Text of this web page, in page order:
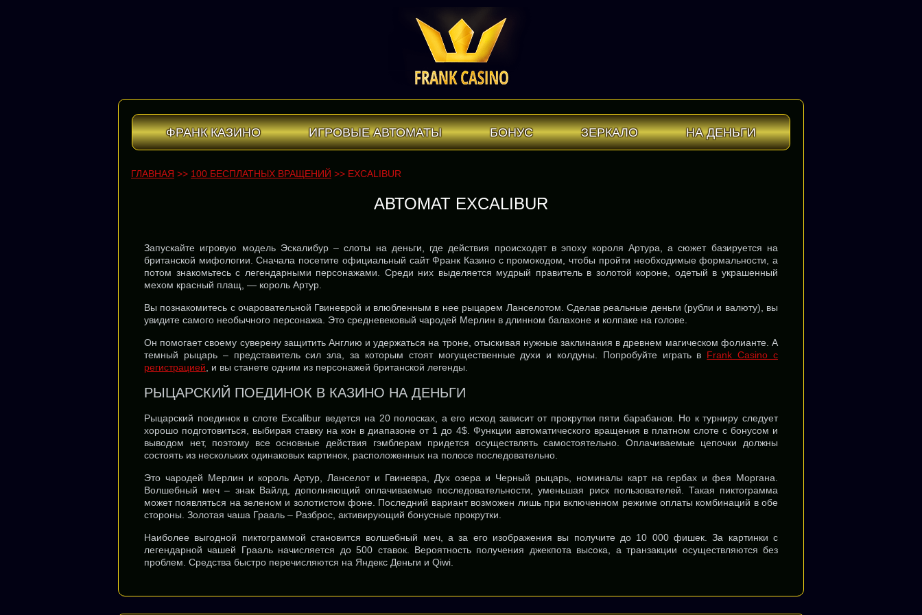
ФРАНК КАЗИНО ИГРОВЫЕ АВТОМАТЫ БОНУС ЗЕРКАЛО НА ДЕНЬГИ
ГЛАВНАЯ >> 100 БЕСПЛАТНЫХ ВРАЩЕНИЙ >> EXCALIBUR
АВТОМАТ EXCALIBUR
Запускайте игровую модель Эскалибур – слоты на деньги, где действия происходят в эпоху короля Артура, а сюжет базируется на
британской мифологии. Сначала посетите официальный сайт Франк Казино с промокодом, чтобы пройти необходимые формальности, а
потом знакомьтесь с легендарными персонажами. Среди них выделяется мудрый правитель в золотой короне, одетый в украшенный
мехом красный плащ, — король Артур.
Вы познакомитесь с очаровательной Гвиневрой и влюбленным в нее рыцарем Ланселотом. Сделав реальные деньги (рубли и валюту), вы
увидите самого необычного персонажа. Это средневековый чародей Мерлин в длинном балахоне и колпаке на голове.
Он помогает своему суверену защитить Англию и удержаться на троне, отыскивая нужные заклинания в древнем магическом фолианте. А
темный рыцарь – представитель сил зла, за которым стоят могущественные духи и колдуны. Попробуйте играть в Frank Casino с
регистрацией , и вы станете одним из персонажей британской легенды.
РЫЦАРСКИЙ ПОЕДИНОК В КАЗИНО НА ДЕНЬГИ
Рыцарский поединок в слоте Excalibur ведется на 20 полосках, а его исход зависит от прокрутки пяти барабанов. Но к турниру следует
хорошо подготовиться, выбирая ставку на кон в диапазоне от 1 до 4$. Функции автоматического вращения в платном слоте с бонусом и
выводом нет, поэтому все основные действия гэмблерам придется осуществлять самостоятельно. Оплачиваемые цепочки должны
состоять из нескольких одинаковых картинок, расположенных на полосе последовательно.
Это чародей Мерлин и король Артур, Ланселот и Гвиневра, Дух озера и Черный рыцарь, номиналы карт на гербах и фея Моргана.
Волшебный меч – знак Вайлд, дополняющий оплачиваемые последовательности, уменьшая риск пользователей. Такая пиктограмма
может появляться на зеленом и золотистом фоне. Последний вариант возможен лишь при включенном режиме оплаты комбинаций в обе
стороны. Золотая чаша Грааль – Разброс, активирующий бонусные прокрутки.
Наиболее выгодной пиктограммой становится волшебный меч, а за его изображения вы получите до 10 000 фишек. За картинки с
легендарной чашей Грааль начисляется до 500 ставок. Вероятность получения джекпота высока, а транзакции осуществляются без
проблем. Средства быстро перечисляются на Яндекс Деньги и Qiwi.